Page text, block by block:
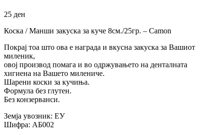
25 ден
Коска / Манши закуска за куче 8см./25гр. – Camon
Покрај тоа што ова е награда и вкусна закуска за Вашиот
миленик,
овој производ помага и во одржувањето на денталната
хигиена на Вашето милениче.
Шарени коски за кучиња.
Формула без глутен.
Без конзерванси.
Земја увозник: ЕУ
Шифра: АБ002